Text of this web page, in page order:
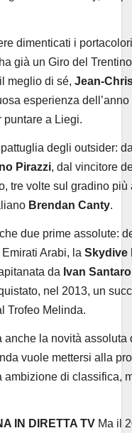
dimenticati i
già un Giro del
meglio di sé, Jean-
esperienza
a Liegi.
pattuglia degli outsider:
Pirazzi, dal vincitore
tre volte sul gradino
Brendan Canty.
due prime assolute:
Arabi, la Skydive
da Ivan
nel 2013, un
Trofeo Melinda.
anche la novità
vuole mettersi alla
ambizione di classifica,
IN DIRETTA TV Ma il